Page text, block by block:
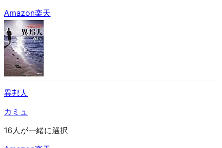
Amazon楽天
異邦人
カミュ
16人が一緒に選択